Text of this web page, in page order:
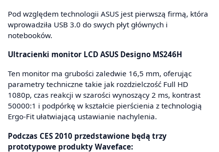
Pod względem technologii ASUS jest pierwszą firmą, która
wprowadziła USB 3.0 do swych płyt głównych i
notebooków.
Ultracienki monitor LCD ASUS Designo MS246H
Ten monitor ma grubości zaledwie 16,5 mm, oferując
parametry techniczne takie jak rozdzielczość Full HD
1080p, czas reakcji w szarości wynoszący 2 ms, kontrast
50000:1 i podpórkę w kształcie pierścienia z technologią
Ergo-Fit ułatwiającą ustawianie nachylenia.
Podczas CES 2010 przedstawione będą trzy
prototypowe produkty Waveface: